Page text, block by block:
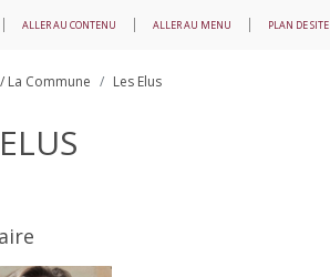
ALLER AU CONTENU ALLER AU MENU PLAN DE SITE
La Commune Les Elus